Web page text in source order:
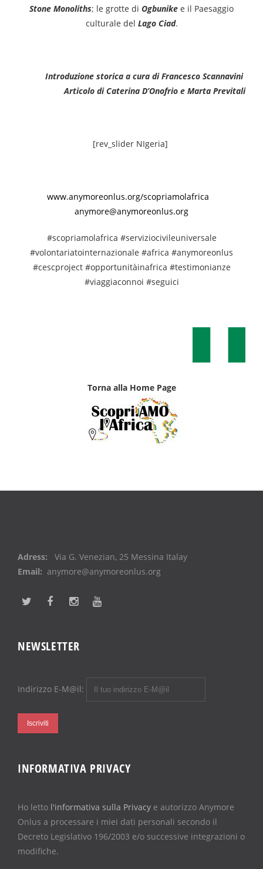
Stone Monoliths; le grotte di Ogbunike e il Paesaggio
culturale del Lago Ciad.
Introduzione storica a cura di Francesco Scannavini
Articolo di Caterina D’Onofrio e Marta Previtali
[rev_slider NIgeria]
www.anymoreonlus.org/scopriamolafrica
anymore@anymoreonlus.org
#scopriamolafrica #serviziocivileuniversale
#volontariatointernazionale #africa #anymoreonlus
#cescproject #opportunitàinafrica #testimonianze
#viaggiaconnoi #seguici
Torna alla Home Page
Adress: Via G. Venezian, 25 Messina Italay
Email: anymore@anymoreonlus.org
NEWSLETTER
Indirizzo E-M@il:
INFORMATIVA PRIVACY
Ho letto l'informativa sulla Privacy e autorizzo Anymore
Onlus a processare i miei dati personali secondo il
Decreto Legislativo 196/2003 e/o successive integrazioni o
modifiche.